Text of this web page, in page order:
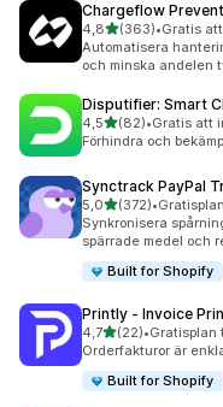
Chargeflow
4,8av 5 stjärnor
(363)
363 recensioner totalt
•Gratis
Automatisera
och minska andelen
Disputifier: Smart
4,5av 5 stjärnor
(82)
82 recensioner totalt
•Gratis att
Förhindra och
Synctrack PayPal
5,0av 5 stjärnor
(372)
372 recensioner totalt
•
Synkronisera
spärrade medel och
Built for Shopify
Printly ‑ Invoice
4,7av 5 stjärnor
(22)
22 recensioner totalt
•Gratisplan
Orderfakturor är
Built for Shopify